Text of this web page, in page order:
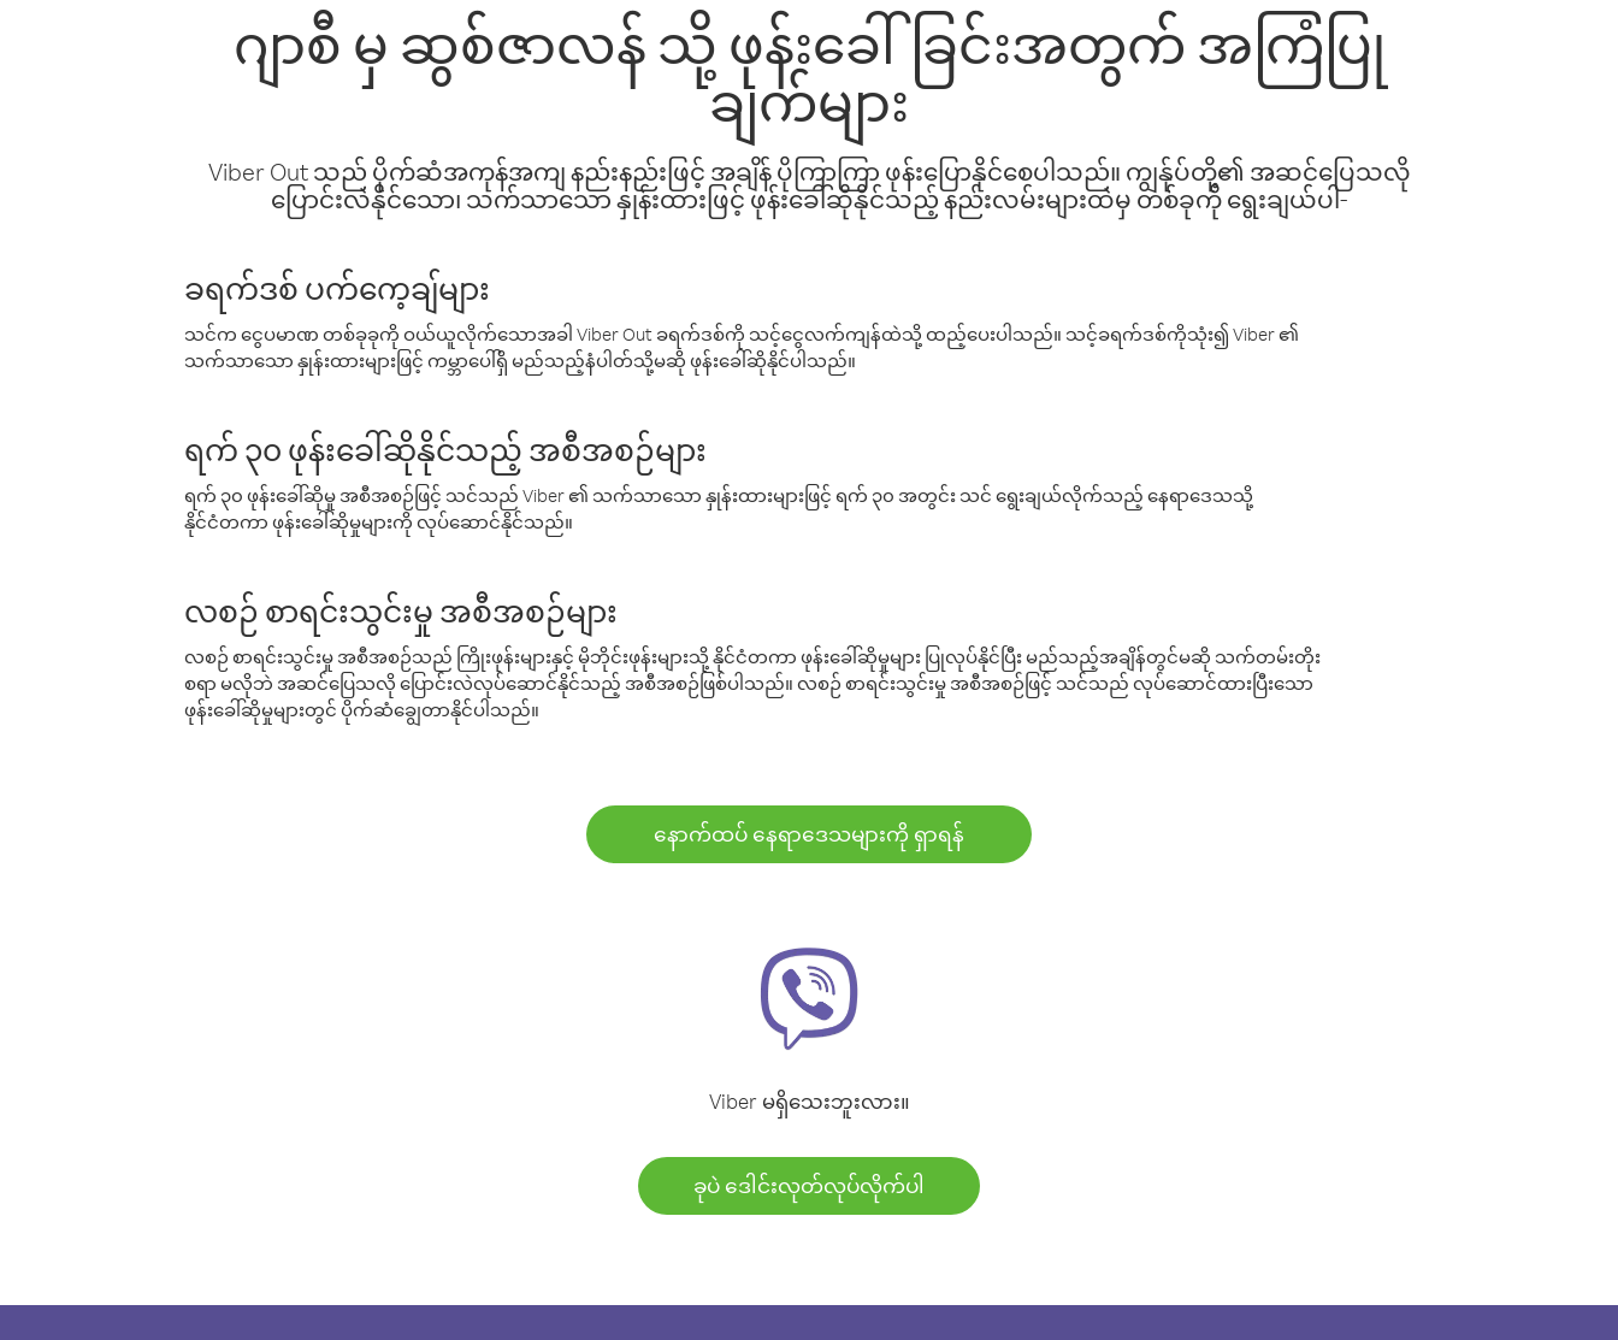
ဂျာစီ မှ ဆွစ်ဇာလန် သို့ ဖုန်းခေါ်ခြင်းအတွက် အကြံပြု
ချက်များ
Viber Out သည် ပိုက်ဆံအကုန်အကျ နည်းနည်းဖြင့် အချိန် ပိုကြာကြာ ဖုန်းပြောနိုင်စေပါသည်။ ကျွန်ုပ်တို့၏ အဆင်ပြေသလို
ပြောင်းလဲနိုင်သော၊ သက်သာသော နှုန်းထားဖြင့် ဖုန်းခေါ်ဆိုနိုင်သည့် နည်းလမ်းများထဲမှ တစ်ခုကို ရွေးချယ်ပါ-
ခရက်ဒစ် ပက်ကေ့ချ်များ
သင်က ငွေပမာဏ တစ်ခုခုကို ဝယ်ယူလိုက်သောအခါ Viber Out ခရက်ဒစ်ကို သင့်ငွေလက်ကျန်ထဲသို့ ထည့်ပေးပါသည်။ သင့်ခရက်ဒစ်ကိုသုံး၍ Viber ၏
သက်သာသော နှုန်းထားများဖြင့် ကမ္ဘာပေါ်ရှိ မည်သည့်နံပါတ်သို့မဆို ဖုန်းခေါ်ဆိုနိုင်ပါသည်။
ရက် ၃၀ ဖုန်းခေါ်ဆိုနိုင်သည့် အစီအစဉ်များ
ရက် ၃၀ ဖုန်းခေါ်ဆိုမှု အစီအစဉ်ဖြင့် သင်သည် Viber ၏ သက်သာသော နှုန်းထားများဖြင့် ရက် ၃၀ အတွင်း သင် ရွေးချယ်လိုက်သည့် နေရာဒေသသို့
နိုင်ငံတကာ ဖုန်းခေါ်ဆိုမှုများကို လုပ်ဆောင်နိုင်သည်။
လစဉ် စာရင်းသွင်းမှု အစီအစဉ်များ
လစဉ် စာရင်းသွင်းမှု အစီအစဉ်သည် ကြိုးဖုန်းများနှင့် မိုဘိုင်းဖုန်းများသို့ နိုင်ငံတကာ ဖုန်းခေါ်ဆိုမှုများ ပြုလုပ်နိုင်ပြီး မည်သည့်အချိန်တွင်မဆို သက်တမ်းတိုး
စရာ မလိုဘဲ အဆင်ပြေသလို ပြောင်းလဲလုပ်ဆောင်နိုင်သည့် အစီအစဉ်ဖြစ်ပါသည်။ လစဉ် စာရင်းသွင်းမှု အစီအစဉ်ဖြင့် သင်သည် လုပ်ဆောင်ထားပြီးသော
ဖုန်းခေါ်ဆိုမှုများတွင် ပိုက်ဆံချွေတာနိုင်ပါသည်။
နောက်ထပ် နေရာဒေသများကို ရှာရန်
Viber မရှိသေးဘူးလား။
ခုပဲ ဒေါင်းလုတ်လုပ်လိုက်ပါ